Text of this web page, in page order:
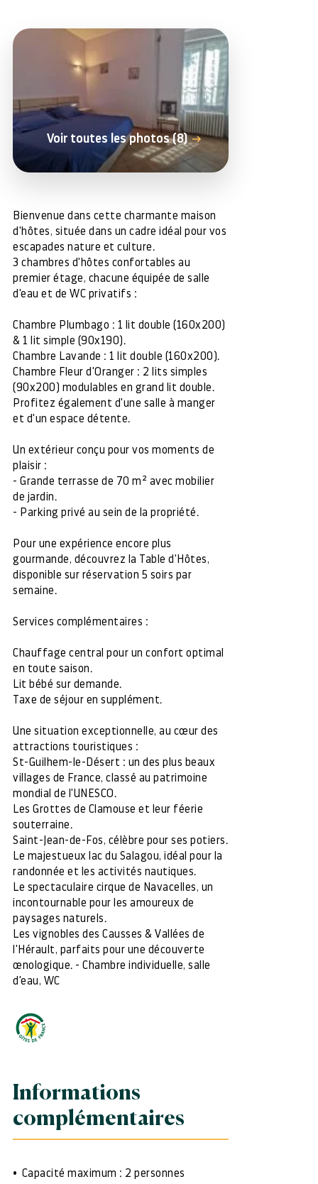
Voir toutes les photos (8)
Bienvenue dans cette charmante maison
d'hôtes, située dans un cadre idéal pour vos
escapades nature et culture.
3 chambres d'hôtes confortables au
premier étage, chacune équipée de salle
d'eau et de WC privatifs :
Chambre Plumbago : 1 lit double (160x200)
& 1 lit simple (90x190).
Chambre Lavande : 1 lit double (160x200).
Chambre Fleur d'Oranger : 2 lits simples
(90x200) modulables en grand lit double.
Profitez également d'une salle à manger
et d'un espace détente.
Un extérieur conçu pour vos moments de
plaisir :
- Grande terrasse de 70 m² avec mobilier
de jardin.
- Parking privé au sein de la propriété.
Pour une expérience encore plus
gourmande, découvrez la Table d'Hôtes,
disponible sur réservation 5 soirs par
semaine.
Services complémentaires :
Chauffage central pour un confort optimal
en toute saison.
Lit bébé sur demande.
Taxe de séjour en supplément.
Une situation exceptionnelle, au cœur des
attractions touristiques :
St-Guilhem-le-Désert : un des plus beaux
villages de France, classé au patrimoine
mondial de l'UNESCO.
Les Grottes de Clamouse et leur féerie
souterraine.
Saint-Jean-de-Fos, célèbre pour ses potiers.
Le majestueux lac du Salagou, idéal pour la
randonnée et les activités nautiques.
Le spectaculaire cirque de Navacelles, un
incontournable pour les amoureux de
paysages naturels.
Les vignobles des Causses & Vallées de
l'Hérault, parfaits pour une découverte
œnologique. - Chambre individuelle, salle
d'eau, WC
Informations
complémentaires
Capacité maximum : 2 personnes